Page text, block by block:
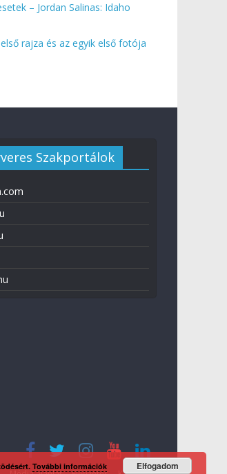
– Jordan Salinas: Idaho
rajza és az egyik első fotója
Szakportálok
További információk Elfogadom